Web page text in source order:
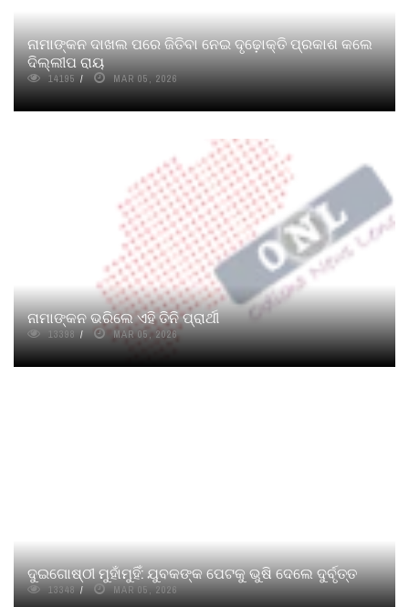
ନାମାଙ୍କନ ଦାଖଲ ପରେ ଜିତିବା ନେଇ ଦୃଢ଼ୋକ୍ତି ପ୍ରକାଶ କଲେ
ଦିଲ୍ଲୀପ ରାୟ
14195 MAR 05, 2026
ନାମାଙ୍କନ ଭରିଲେ ଏହି ତିନି ପ୍ରାର୍ଥୀ
13398 MAR 05, 2026
ଦୁଇଗୋଷ୍ଠୀ ମୁହାଁମୁହିଁ: ଯୁବକଙ୍କ ପେଟକୁ ଭୁଷି ଦେଲେ ଦୁର୍ବୃତ୍ତ
13348 MAR 05, 2026